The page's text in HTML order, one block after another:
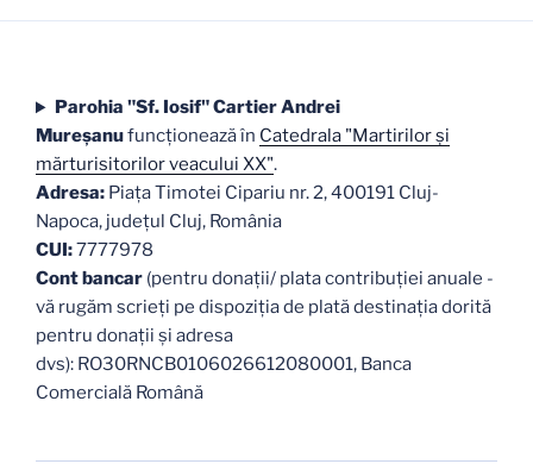
Parohia "Sf. Iosif" Cartier Andrei
Mureşanufuncţionează în Catedrala "Martirilor şi
mărturisitorilor veacului XX".
Adresa: Piaţa Timotei Cipariu nr. 2, 400191 Cluj-
Napoca, judeţul Cluj, România
CUI:7777978
Cont bancar (pentru donații/ plata contribuției anuale -
vă rugăm scrieți pe dispoziția de plată destinația dorită
pentru donații și adresa
dvs): RO30RNCB0106026612080001, Banca
Comercială Română